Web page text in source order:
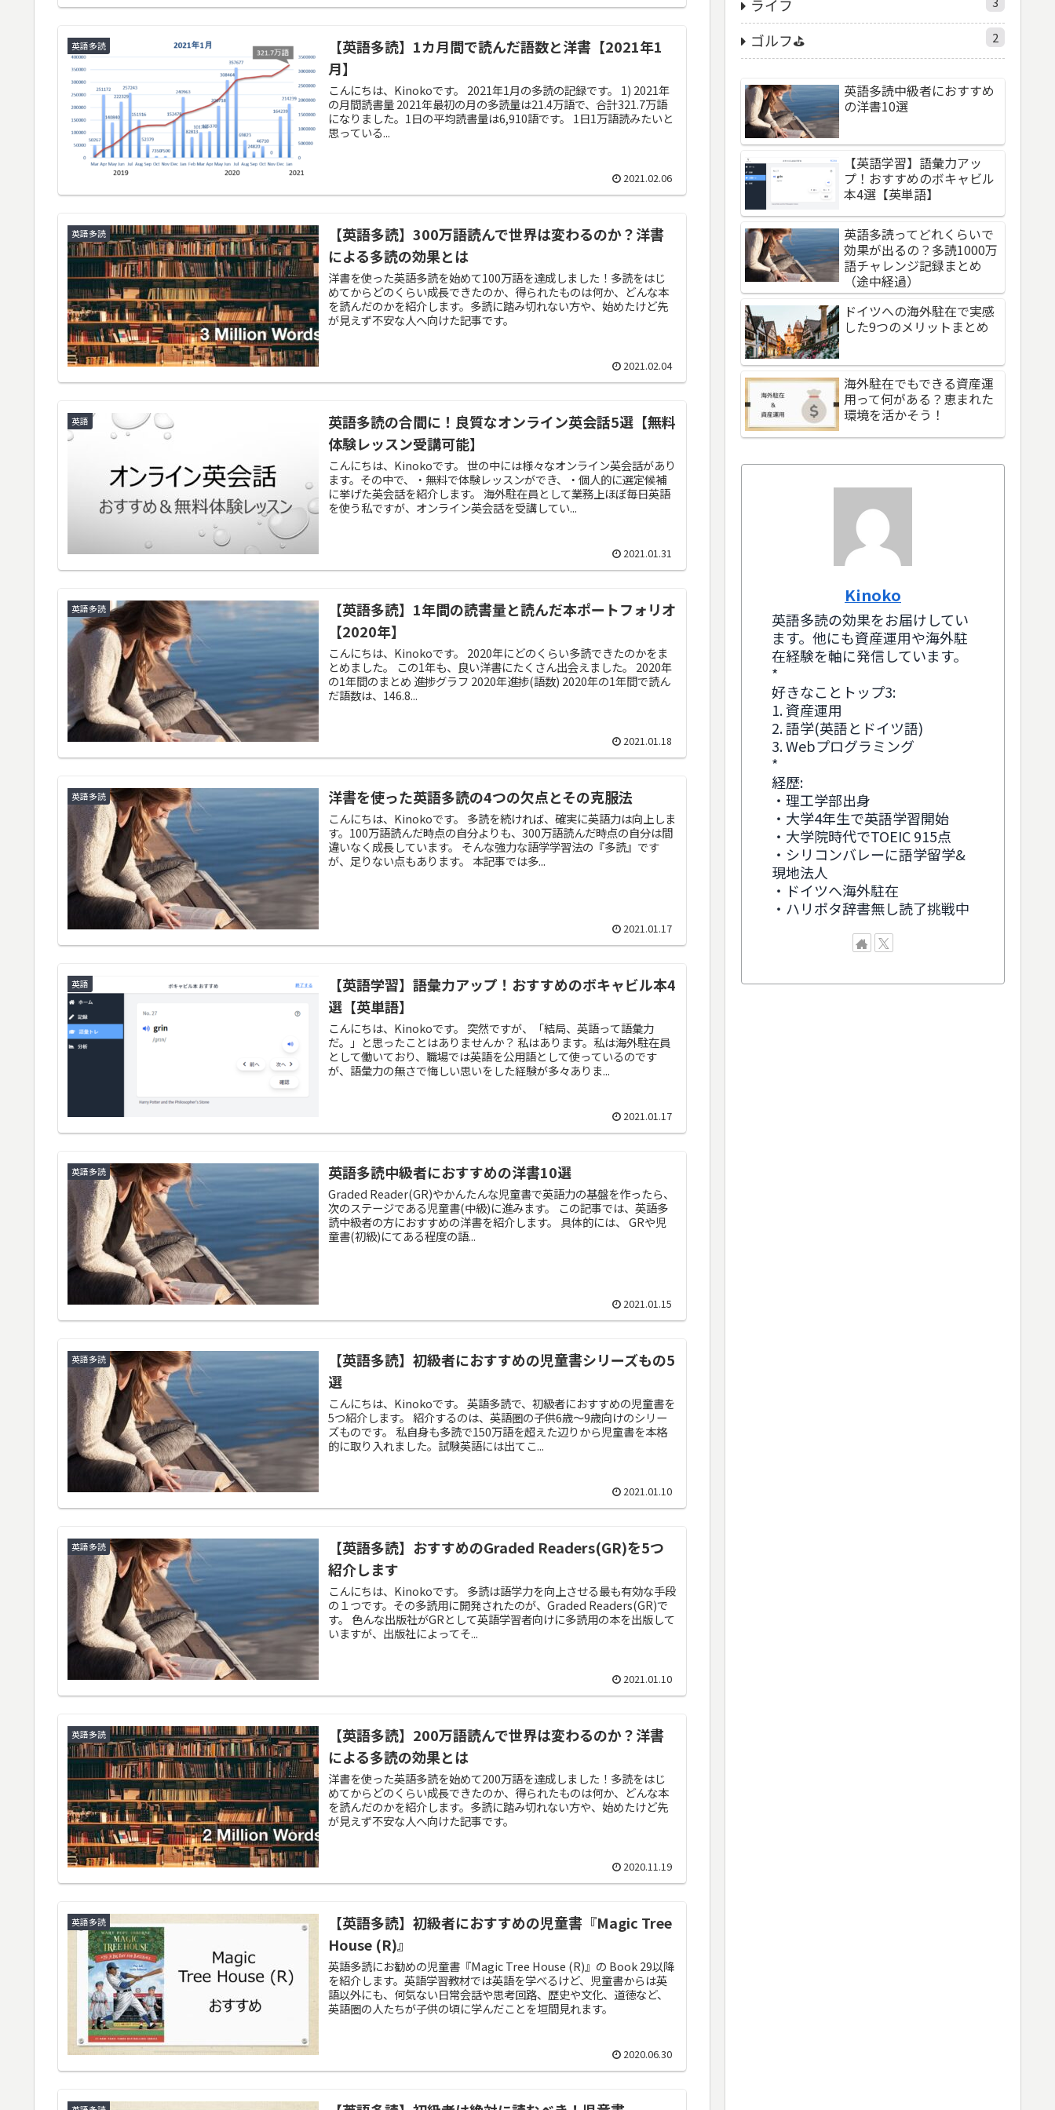
英語多読
【英語多読】1カ月間で読んだ語数と洋書【2021年1
月】
こんにちは、Kinokoです。 2021年1月の多読の記録です。 1) 2021年
の月間読書量 2021年最初の月の多読量は21.4万語で、合計321.7万語
になりました。1日の平均読書量は6,910語です。 1日1万語読みたいと
思っている...
2021.02.06
英語多読
【英語多読】300万語読んで世界は変わるのか？洋書
による多読の効果とは
洋書を使った英語多読を始めて100万語を達成しました！多読をはじ
めてからどのくらい成長できたのか、得られたものは何か、どんな本
を読んだのかを紹介します。多読に踏み切れない方や、始めたけど先
が見えず不安な人へ向けた記事です。
2021.02.04
英語
英語多読の合間に！良質なオンライン英会話5選【無料
体験レッスン受講可能】
こんにちは、Kinokoです。 世の中には様々なオンライン英会話があり
ます。その中で、・無料で体験レッスンができ、・個人的に選定候補
に挙げた英会話を紹介します。 海外駐在員として業務上ほぼ毎日英語
を使う私ですが、オンライン英会話を受講してい...
2021.01.31
英語多読
【英語多読】1年間の読書量と読んだ本ポートフォリオ
【2020年】
こんにちは、Kinokoです。 2020年にどのくらい多読できたのかをま
とめました。 この1年も、良い洋書にたくさん出会えました。 2020年
の1年間のまとめ 進捗グラフ 2020年進捗(語数) 2020年の1年間で読ん
だ語数は、146.8...
2021.01.18
英語多読 洋書を使った英語多読の4つの欠点とその克服法
こんにちは、Kinokoです。 多読を続ければ、確実に英語力は向上しま
す。100万語読んだ時点の自分よりも、300万語読んだ時点の自分は間
違いなく成長しています。 そんな強力な語学学習法の『多読』です
が、足りない点もあります。 本記事では多...
2021.01.17
英語
【英語学習】語彙力アップ！おすすめのボキャビル本4
選【英単語】
こんにちは、Kinokoです。 突然ですが、「結局、英語って語彙力
だ。」と思ったことはありませんか？ 私はあります。私は海外駐在員
として働いており、職場では英語を公用語として使っているのです
が、語彙力の無さで悔しい思いをした経験が多々ありま...
2021.01.17
英語多読 英語多読中級者におすすめの洋書10選
Graded Reader(GR)やかんたんな児童書で英語力の基盤を作ったら、
次のステージである児童書(中級)に進みます。 この記事では、英語多
読中級者の方におすすめの洋書を紹介します。 具体的には、 GRや児
童書(初級)にてある程度の語...
2021.01.15
英語多読
【英語多読】初級者におすすめの児童書シリーズもの5
選
こんにちは、Kinokoです。 英語多読で、初級者におすすめの児童書を
5つ紹介します。 紹介するのは、英語圏の子供6歳～9歳向けのシリー
ズものです。 私自身も多読で150万語を超えた辺りから児童書を本格
的に取り入れました。試験英語には出てこ...
2021.01.10
英語多読
【英語多読】おすすめのGraded Readers(GR)を5つ
紹介します
こんにちは、Kinokoです。 多読は語学力を向上させる最も有効な手段
の１つです。その多読用に開発されたのが、Graded Readers(GR)で
す。 色んな出版社がGRとして英語学習者向けに多読用の本を出版して
いますが、出版社によってそ...
2021.01.10
英語多読
【英語多読】200万語読んで世界は変わるのか？洋書
による多読の効果とは
洋書を使った英語多読を始めて200万語を達成しました！多読をはじ
めてからどのくらい成長できたのか、得られたものは何か、どんな本
を読んだのかを紹介します。多読に踏み切れない方や、始めたけど先
が見えず不安な人へ向けた記事です。
2020.11.19
英語多読
【英語多読】初級者におすすめの児童書『Magic Tree
House (R)』
英語多読にお勧めの児童書『Magic Tree House (R)』の Book 29以降
を紹介します。英語学習教材では英語を学べるけど、児童書からは英
語以外にも、何気ない日常会話や思考回路、歴史や文化、道徳など、
英語圏の人たちが子供の頃に学んだことを垣間見れます。
2020.06.30
ライフ
ゴルフ⛳️ 2
英語多読中級者におすすめ
の洋書10選
【英語学習】語彙力アッ
プ！おすすめのボキャビル
本4選【英単語】
英語多読ってどれくらいで
効果が出るの？多読1000万
語チャレンジ記録まとめ
（途中経過）
ドイツへの海外駐在で実感
した9つのメリットまとめ
海外駐在でもできる資産運
用って何がある？恵まれた
環境を活かそう！
Kinoko
英語多読の効果をお届けしてい
ます。他にも資産運用や海外駐
在経験を軸に発信しています。
*
好きなことトップ3:
1. 資産運用
2. 語学(英語とドイツ語)
3. Webプログラミング
*
経歴:
・理工学部出身
・大学4年生で英語学習開始
・大学院時代でTOEIC 915点
・シリコンバレーに語学留学&
現地法人
・ドイツへ海外駐在
・ハリポタ辞書無し読了挑戦中